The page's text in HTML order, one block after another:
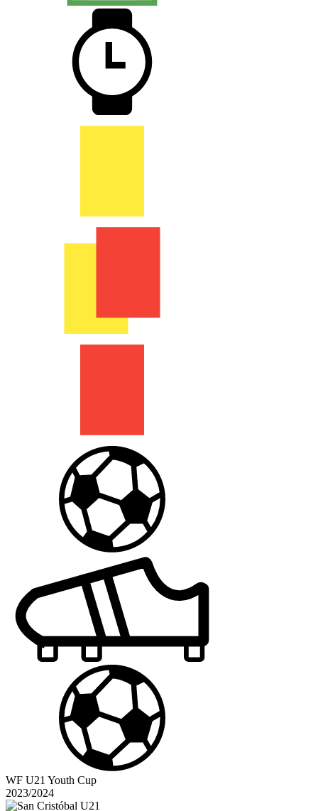
WF U21 Youth Cup
2023/2024